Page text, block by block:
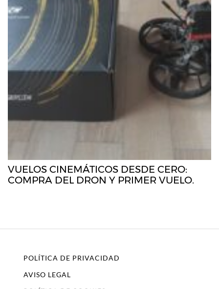
VUELOS CINEMÁTICOS DESDE CERO:
COMPRA DEL DRON Y PRIMER VUELO.
POLÍTICA DE PRIVACIDAD
AVISO LEGAL